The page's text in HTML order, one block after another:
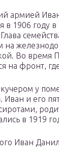
армией
в 1906 году
на
Во время
на фронт,
у
Иван и его
в 1919
Иван